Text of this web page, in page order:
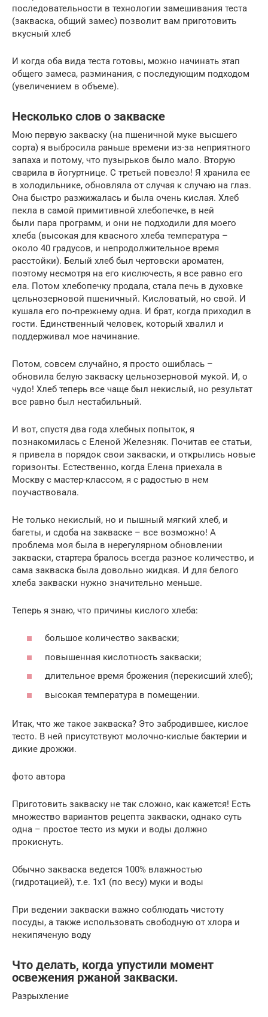
последовательности в технологии замешивания теста
(закваска, общий замес) позволит вам приготовить
вкусный хлеб
И когда оба вида теста готовы, можно начинать этап
общего замеса, разминания, с последующим подходом
(увеличением в объеме).
Несколько слов о закваске
Мою первую закваску (на пшеничной муке высшего
сорта) я выбросила раньше времени из-за неприятного
запаха и потому, что пузырьков было мало. Вторую
сварила в йогуртнице. С третьей повезло! Я хранила ее
в холодильнике, обновляла от случая к случаю на глаз.
Она быстро разжижалась и была очень кислая. Хлеб
пекла в самой примитивной хлебопечке, в ней
были пара программ, и они не подходили для моего
хлеба (высокая для квасного хлеба температура –
около 40 градусов, и непродолжительное время
расстойки). Белый хлеб был чертовски ароматен,
поэтому несмотря на его кислючесть, я все равно его
ела. Потом хлебопечку продала, стала печь в духовке
цельнозерновой пшеничный. Кисловатый, но свой. И
кушала его по-прежнему одна. И брат, когда приходил в
гости. Единственный человек, который хвалил и
поддерживал мое начинание.
Потом, совсем случайно, я просто ошиблась –
обновила белую закваску цельнозерновой мукой. И, о
чудо! Хлеб теперь все чаще был некислый, но результат
все равно был нестабильный.
И вот, спустя два года хлебных попыток, я
познакомилась с Еленой Железняк. Почитав ее статьи,
я привела в порядок свои закваски, и открылись новые
горизонты. Естественно, когда Елена приехала в
Москву с мастер-классом, я с радостью в нем
поучаствовала.
Не только некислый, но и пышный мягкий хлеб, и
багеты, и сдоба на закваске – все возможно! А
проблема моя была в нерегулярном обновлении
закваски, стартера бралось всегда разное количество, и
сама закваска была довольно жидкая. И для белого
хлеба закваски нужно значительно меньше.
Теперь я знаю, что причины кислого хлеба:
большое количество закваски;
повышенная кислотность закваски;
длительное время брожения (перекисший хлеб);
высокая температура в помещении.
Итак, что же такое закваска? Это забродившее, кислое
тесто. В ней присутствуют молочно-кислые бактерии и
дикие дрожжи.
фото автора
Приготовить закваску не так сложно, как кажется! Есть
множество вариантов рецепта закваски, однако суть
одна – простое тесто из муки и воды должно
прокиснуть.
Обычно закваска ведется 100% влажностью
(гидротацией), т.е. 1х1 (по весу) муки и воды
При ведении закваски важно соблюдать чистоту
посуды, а также использовать свободную от хлора и
некипяченую воду
Что делать, когда упустили момент
освежения ржаной закваски.
Разрыхление